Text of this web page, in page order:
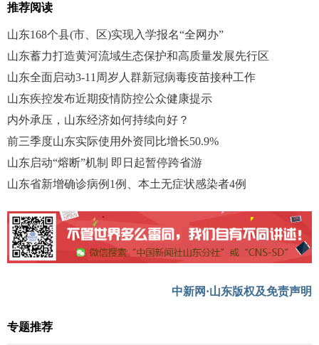
推荐阅读
山东168个县(市、区)实现入学报名“全网办”
山东蓄力打造黄河流域生态保护和高质量发展先行区
山东全面启动3-11周岁人群新冠病毒疫苗接种工作
山东疾控发布近期疫情防控公众健康提示
内外承压，山东经济如何持续向好？
前三季度山东实际使用外资同比增长50.9%
山东启动“熔断”机制 即日起暂停跨省游
山东省新增确诊病例1例、本土无症状感染者4例
中新网·山东版权及免责声明
专题推荐